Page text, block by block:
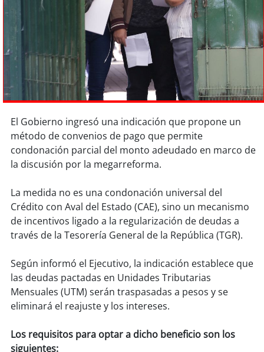
Sostenibilidad
chile
soyarica
soyiquique
soycalama
soyantofagasta
soycopiapó
soyquillota
soysanantonio
soychillán
El Gobierno ingresó una indicación que propone un
método de convenios de pago que permite
condonación parcial del monto adeudado en marco de
la discusión por la megarreforma.
La medida no es una condonación universal del
Crédito con Aval del Estado (CAE), sino un mecanismo
de incentivos ligado a la regularización de deudas a
través de la Tesorería General de la República (TGR).
Según informó el Ejecutivo, la indicación establece que
las deudas pactadas en Unidades Tributarias
Mensuales (UTM) serán traspasadas a pesos y se
eliminará el reajuste y los intereses.
Los requisitos para optar a dicho beneficio son los
siguientes: